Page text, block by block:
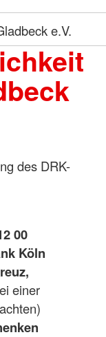
e.V.
des DRK-
00
Köln
einer